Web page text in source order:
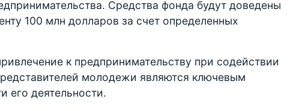
Средства фонда будут доведены
100 млн долларов за счет определенных
к предпринимательству при содействии
молодежи являются ключевым
его деятельности.